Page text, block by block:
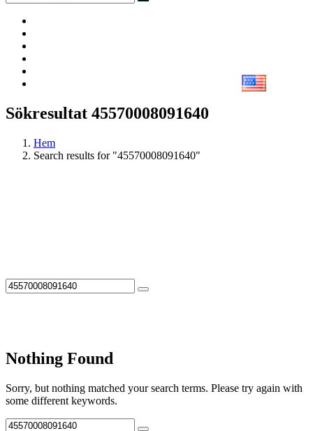
Sökresultat 45570008091640
Hem
Search results for "45570008091640"
Nothing Found
Sorry, but nothing matched your search terms. Please try again with
some different keywords.